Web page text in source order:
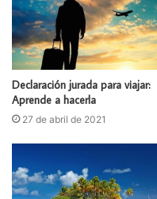
Declaración jurada para viajar:
Aprende a hacerla
27 de abril de 2021